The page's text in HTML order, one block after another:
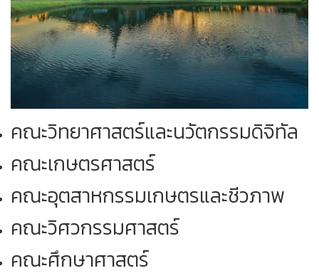
คณะวิทยาศาสตร์และนวัตกรรมดิจิทัล
คณะเกษตรศาสตร์
คณะอุตสาหกรรมเกษตรและชีวภาพ
คณะวิศวกรรมศาสตร์
คณะศึกษาศาสตร์